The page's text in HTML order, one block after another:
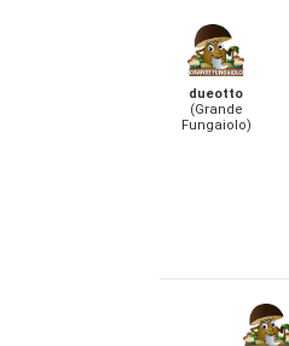
dueotto
(Grande
Fungaiolo)